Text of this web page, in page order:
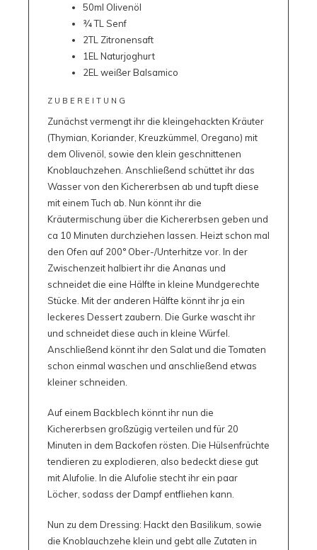
50ml Olivenöl
¾ TL Senf
2TL Zitronensaft
1EL Naturjoghurt
2EL weißer Balsamico
ZUBEREITUNG
Zunächst vermengt ihr die kleingehackten Kräuter
(Thymian, Koriander, Kreuzkümmel, Oregano) mit
dem Olivenöl, sowie den klein geschnittenen
Knoblauchzehen. Anschließend schüttet ihr das
Wasser von den Kichererbsen ab und tupft diese
mit einem Tuch ab. Nun könnt ihr die
Kräutermischung über die Kichererbsen geben und
ca 10 Minuten durchziehen lassen. Heizt schon mal
den Ofen auf 200° Ober-/Unterhitze vor. In der
Zwischenzeit halbiert ihr die Ananas und
schneidet die eine Hälfte in kleine Mundgerechte
Stücke. Mit der anderen Hälfte könnt ihr ja ein
leckeres Dessert zaubern. Die Gurke wascht ihr
und schneidet diese auch in kleine Würfel.
Anschließend könnt ihr den Salat und die Tomaten
schon einmal waschen und anschließend etwas
kleiner schneiden.
Auf einem Backblech könnt ihr nun die
Kichererbsen großzügig verteilen und für 20
Minuten in dem Backofen rösten. Die Hülsenfrüchte
tendieren zu explodieren, also bedeckt diese gut
mit Alufolie. In die Alufolie stecht ihr ein paar
Löcher, sodass der Dampf entfliehen kann.
Nun zu dem Dressing: Hackt den Basilikum, sowie
die Knoblauchzehe klein und gebt alle Zutaten in